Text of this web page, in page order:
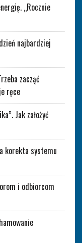
„Rocznie
najbardziej
zacząć
ręce
Jak założyć
korekta systemu
i odbiorcom